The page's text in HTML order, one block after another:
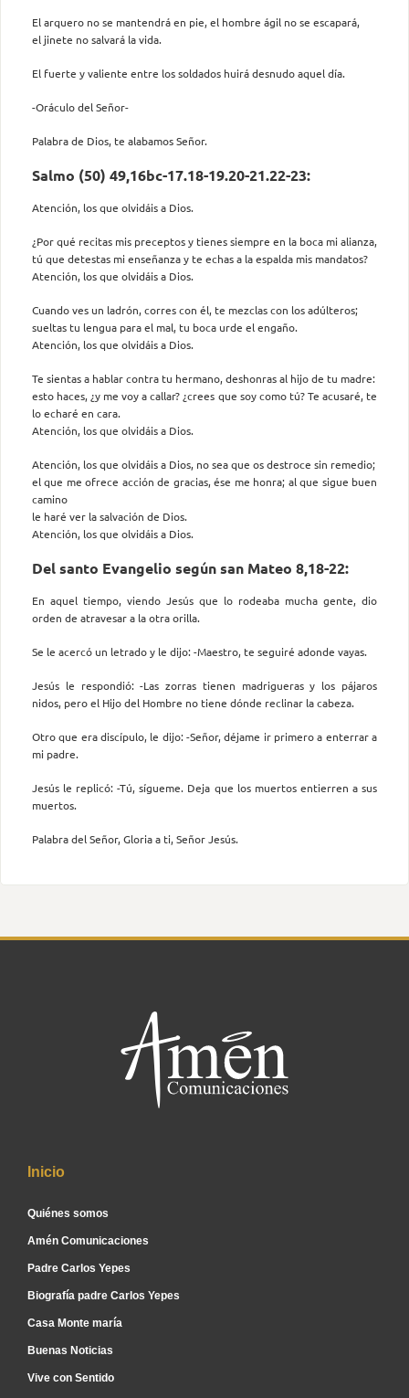
El arquero no se mantendrá en pie, el hombre ágil no se escapará,
el jinete no salvará la vida.
El fuerte y valiente entre los soldados huirá desnudo aquel día.
-Oráculo del Señor-
Palabra de Dios, te alabamos Señor.
Salmo (50) 49,16bc-17.18-19.20-21.22-23:
Atención, los que olvidáis a Dios.
¿Por qué recitas mis preceptos y tienes siempre en la boca mi alianza,
tú que detestas mi enseñanza y te echas a la espalda mis mandatos?
Atención, los que olvidáis a Dios.
Cuando ves un ladrón, corres con él, te mezclas con los adúlteros;
sueltas tu lengua para el mal, tu boca urde el engaño.
Atención, los que olvidáis a Dios.
Te sientas a hablar contra tu hermano, deshonras al hijo de tu madre:
esto haces, ¿y me voy a callar? ¿crees que soy como tú? Te acusaré, te
lo echaré en cara.
Atención, los que olvidáis a Dios.
Atención, los que olvidáis a Dios, no sea que os destroce sin remedio;
el que me ofrece acción de gracias, ése me honra; al que sigue buen
camino
le haré ver la salvación de Dios.
Atención, los que olvidáis a Dios.
Del santo Evangelio según san Mateo 8,18-22:
En aquel tiempo, viendo Jesús que lo rodeaba mucha gente, dio
orden de atravesar a la otra orilla.
Se le acercó un letrado y le dijo: -Maestro, te seguiré adonde vayas.
Jesús le respondió: -Las zorras tienen madrigueras y los pájaros
nidos, pero el Hijo del Hombre no tiene dónde reclinar la cabeza.
Otro que era discípulo, le dijo: -Señor, déjame ir primero a enterrar a
mi padre.
Jesús le replicó: -Tú, sígueme. Deja que los muertos entierren a sus
muertos.
Palabra del Señor, Gloria a ti, Señor Jesús.
Inicio
Quiénes somos
Amén Comunicaciones
Padre Carlos Yepes
Biografía padre Carlos Yepes
Casa Monte maría
Buenas Noticias
Vive con Sentido